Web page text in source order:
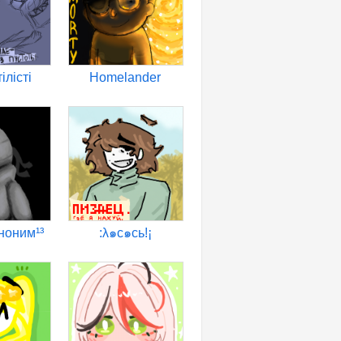
Homelander
:λ๑с๑сь!¡